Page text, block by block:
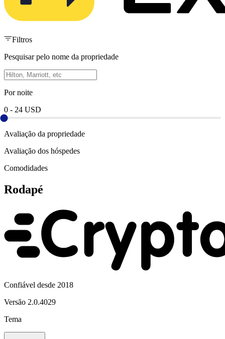
Filtros
Pesquisar pelo nome da propriedade
Por noite
0 - 24 USD
Avaliação da propriedade
Avaliação dos hóspedes
Comodidades
Rodapé
Confiável desde 2018
Versão 2.0.4029
Tema